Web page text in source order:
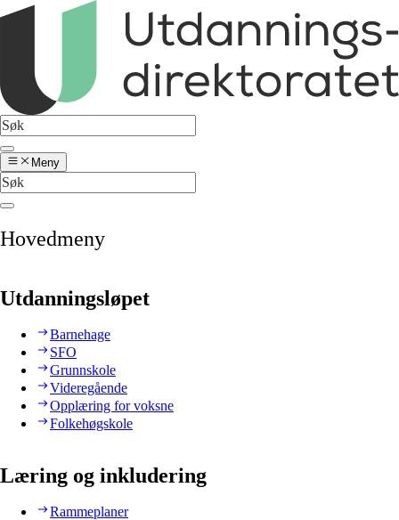
Meny
Hovedmeny
Utdanningsløpet
Barnehage
SFO
Grunnskole
Videregående
Opplæring for voksne
Folkehøgskole
Læring og inkludering
Rammeplaner